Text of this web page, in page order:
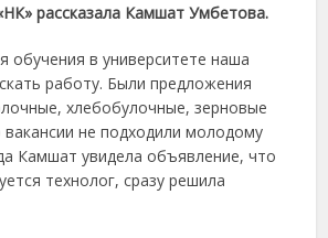
рассказала Камшат Умбетова.
обу­чения в университете наша
работу. Были предложения
хлебобулочные, зерновые
вакансии не подходили молодому
Камшат увидела объявление, что
технолог, сразу решила